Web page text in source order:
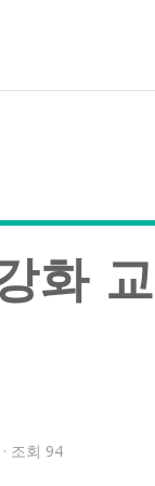
화
조회 94